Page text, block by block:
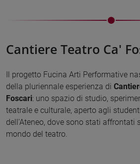
Cantiere Teatro Ca'
Il progetto Fucina Arti Performative
della pluriennale esperienza di
Foscari: uno spazio di studio,
teatrale e culturale, aperto agli
dell'Ateneo, dove sono stati affrontati
mondo del teatro.